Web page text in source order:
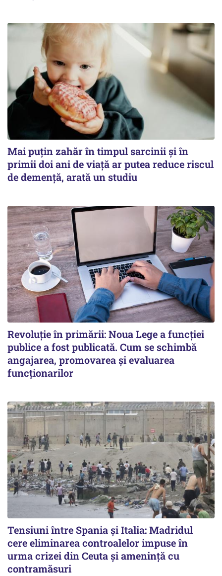
Mai puțin zahăr în timpul sarcinii și în
primii doi ani de viață ar putea reduce riscul
de demență, arată un studiu
Revoluție în primării: Noua Lege a funcției
publice a fost publicată. Cum se schimbă
angajarea, promovarea și evaluarea
funcționarilor
Tensiuni între Spania și Italia: Madridul
cere eliminarea controalelor impuse în
urma crizei din Ceuta și amenință cu
contramăsuri